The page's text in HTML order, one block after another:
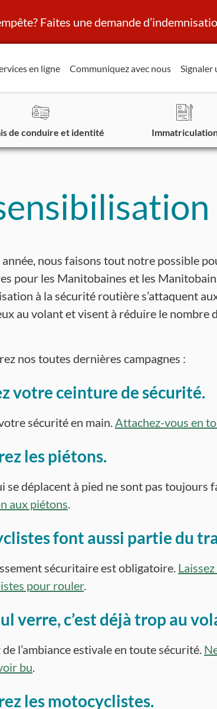
Faites une demande
en ligne Communiquez avec nous Signaler
de conduire et identité
année, nous faisons tout notre possible
pour les Manitobaines et les
à la sécurité routière s’attaquent
au volant et visent à réduire le nombre
nos toutes dernières campagnes :
votre ceinture de sécurité.
sécurité en main.Attachez-vous en
les piétons.
se déplacent à pied ne sont pas toujours
aux piétons.
font aussi partie du
sécuritaire est obligatoire.
pour rouler.
verre, c’est déjà trop au
l’ambiance estivale en toute sécurité.
bu.
les motocyclistes.